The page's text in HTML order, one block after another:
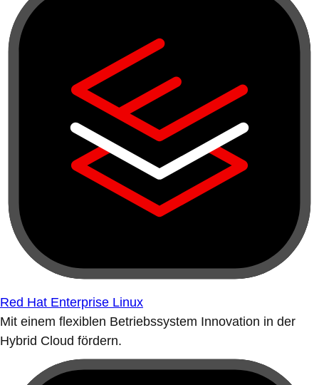
Red Hat Enterprise Linux
Mit einem flexiblen Betriebssystem Innovation in der
Hybrid Cloud fördern.